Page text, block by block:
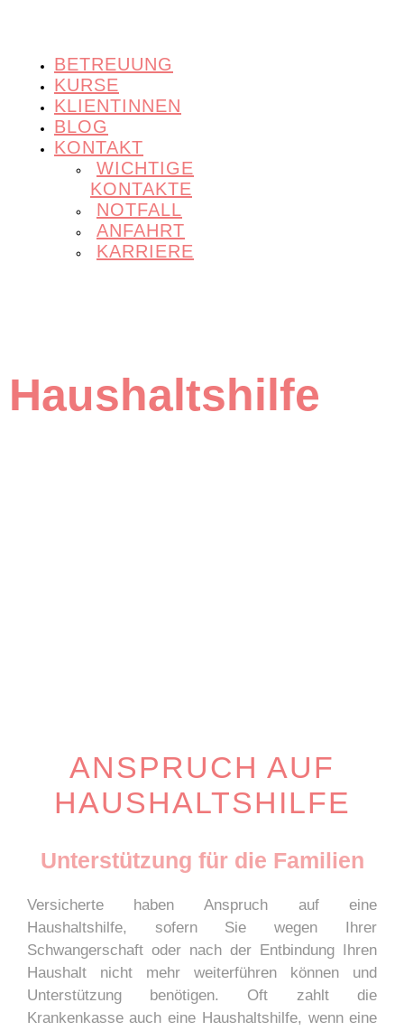
BETREUUNG
KURSE
KLIENTINNEN
BLOG
KONTAKT
WICHTIGE
KONTAKTE
NOTFALL
ANFAHRT
KARRIERE
Haushaltshilfe
ANSPRUCH AUF
HAUSHALTSHILFE
Unterstützung für die Familien
Versicherte haben Anspruch auf eine
Haushaltshilfe, sofern Sie wegen Ihrer
Schwangerschaft oder nach der Entbindung Ihren
Haushalt nicht mehr weiterführen können und
Unterstützung benötigen. Oft zahlt die
Krankenkasse auch eine Haushaltshilfe, wenn eine